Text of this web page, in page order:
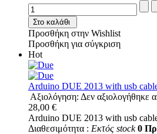
Στο καλάθι
Προσθήκη στην Wishlist
Προσθήκη για σύγκριση
Hot
Arduino DUE 2013 with usb
Αξιολόγηση: Δεν αξιολογήθηκε
28,00 €
Arduino DUE 2013 with usb
Διαθεσιμότητα : Εκτός stock 0